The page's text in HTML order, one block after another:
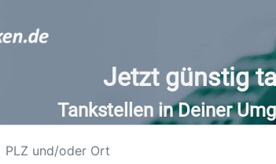
Jetzt günstig
Tankstellen in Deiner